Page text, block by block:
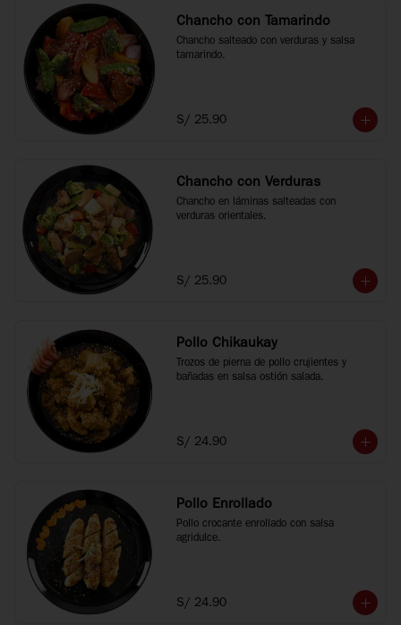
Chancho con Tamarindo
Chancho salteado con verduras y salsa
tamarindo.
S/ 25.90
Chancho con Verduras
Chancho en láminas salteadas con
verduras orientales.
S/ 25.90
Pollo Chikaukay
Trozos de pierna de pollo crujientes y
bañadas en salsa ostión salada.
S/ 24.90
Pollo Enrollado
Pollo crocante enrollado con salsa
agridulce.
S/ 24.90